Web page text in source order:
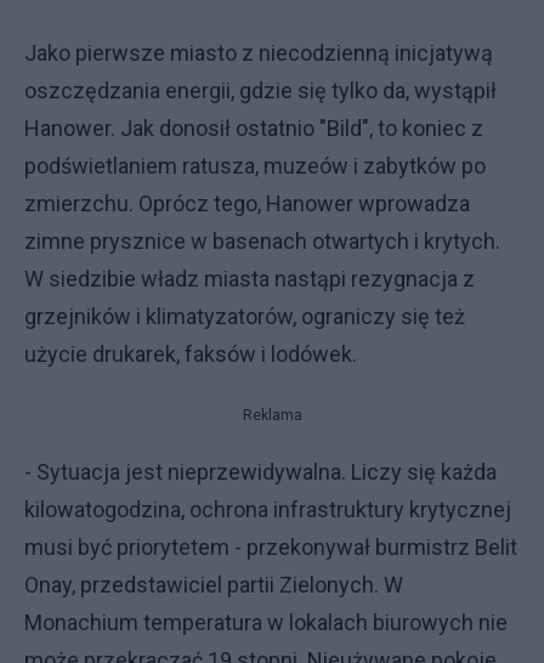
Jako pierwsze miasto z niecodzienną inicjatywą
oszczędzania energii, gdzie się tylko da, wystąpił
Hanower. Jak donosił ostatnio "Bild", to koniec z
podświetlaniem ratusza, muzeów i zabytków po
zmierzchu. Oprócz tego, Hanower wprowadza
zimne prysznice w basenach otwartych i krytych.
W siedzibie władz miasta nastąpi rezygnacja z
grzejników i klimatyzatorów, ograniczy się też
użycie drukarek, faksów i lodówek.
Reklama
- Sytuacja jest nieprzewidywalna. Liczy się każda
kilowatogodzina, ochrona infrastruktury krytycznej
musi być priorytetem - przekonywał burmistrz Belit
Onay, przedstawiciel partii Zielonych. W
Monachium temperatura w lokalach biurowych nie